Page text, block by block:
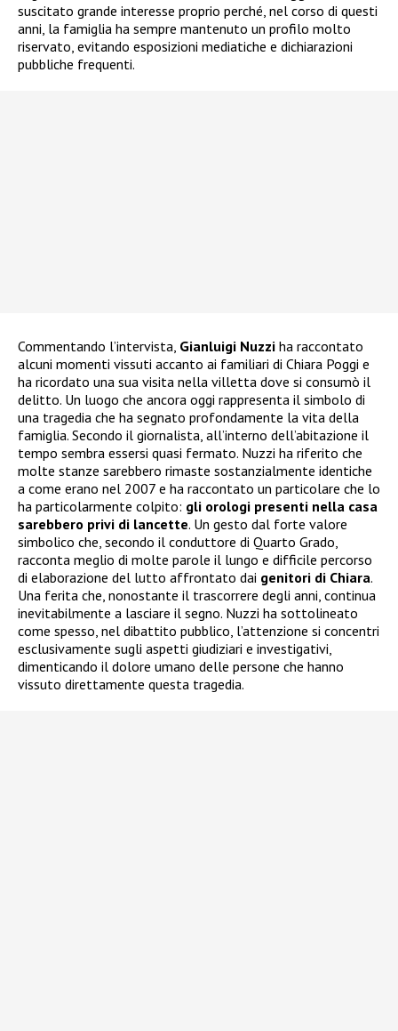
suscitato grande interesse proprio perché, nel corso di questi
anni, la famiglia ha sempre mantenuto un profilo molto
riservato, evitando esposizioni mediatiche e dichiarazioni
pubbliche frequenti.
Commentando l’intervista, Gianluigi Nuzzi ha raccontato
alcuni momenti vissuti accanto ai familiari di Chiara Poggi e
ha ricordato una sua visita nella villetta dove si consumò il
delitto. Un luogo che ancora oggi rappresenta il simbolo di
una tragedia che ha segnato profondamente la vita della
famiglia. Secondo il giornalista, all’interno dell’abitazione il
tempo sembra essersi quasi fermato. Nuzzi ha riferito che
molte stanze sarebbero rimaste sostanzialmente identiche
a come erano nel 2007 e ha raccontato un particolare che lo
ha particolarmente colpito: gli orologi presenti nella casa
sarebbero privi di lancette. Un gesto dal forte valore
simbolico che, secondo il conduttore di Quarto Grado,
racconta meglio di molte parole il lungo e difficile percorso
di elaborazione del lutto affrontato dai genitori di Chiara.
Una ferita che, nonostante il trascorrere degli anni, continua
inevitabilmente a lasciare il segno. Nuzzi ha sottolineato
come spesso, nel dibattito pubblico, l’attenzione si concentri
esclusivamente sugli aspetti giudiziari e investigativi,
dimenticando il dolore umano delle persone che hanno
vissuto direttamente questa tragedia.